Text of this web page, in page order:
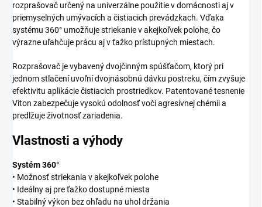
rozprašovač určený na univerzálne použitie v domácnosti aj v
priemyselných umývacích a čistiacich prevádzkach. Vďaka
systému 360° umožňuje striekanie v akejkoľvek polohe, čo
výrazne uľahčuje prácu aj v ťažko prístupných miestach.
Rozprašovač je vybavený dvojčinným spúšťačom, ktorý pri
jednom stlačení uvoľní dvojnásobnú dávku postreku, čím zvyšuje
efektivitu aplikácie čistiacich prostriedkov. Patentované tesnenie
Viton zabezpečuje vysokú odolnosť voči agresívnej chémii a
predlžuje životnosť zariadenia.
Vlastnosti a výhody
Systém 360°
• Možnosť striekania v akejkoľvek polohe
• Ideálny aj pre ťažko dostupné miesta
• Stabilný výkon bez ohľadu na uhol držania